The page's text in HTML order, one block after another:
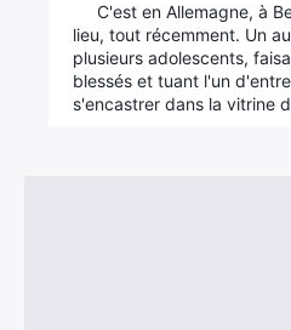
C'est en Allemagne, à
lieu, tout récemment. Un
plusieurs adolescents,
blessés et tuant l'un
s'encastrer dans la vitrine